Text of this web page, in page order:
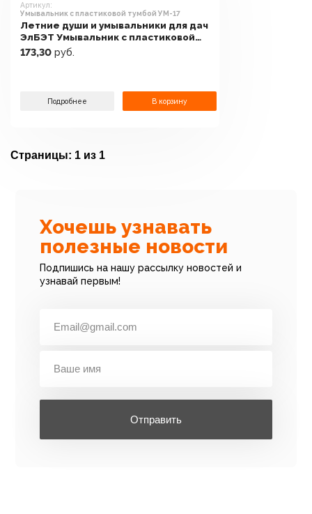
Артикул:
Умывальник с пластиковой тумбой УМ-17
Летние души и умывальники для дач
ЭлБЭТ Умывальник с пластиковой
тумбой УМ-17
173,30 руб.
Подробнее В корзину
Страницы: 1 из 1
Хочешь узнавать
полезные новости
Подпишись на нашу рассылку новостей и
узнавай первым!
Отправить